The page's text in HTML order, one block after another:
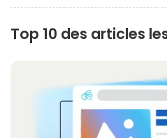
Top 10 des articles